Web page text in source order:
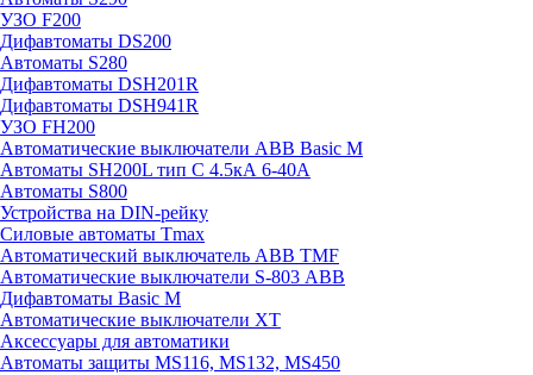
УЗО F200
Дифавтоматы DS200
Автоматы S280
Дифавтоматы DSH201R
Дифавтоматы DSH941R
УЗО FH200
Автоматические выключатели ABB Basic M
Автоматы SH200L тип С 4.5кА 6-40А
Автоматы S800
Устройства на DIN-рейку
Силовые автоматы Tmax
Автоматический выключатель ABB TMF
Автоматические выключатели S-803 АВВ
Дифавтоматы Basic M
Автоматические выключатели XT
Аксессуары для автоматики
Автоматы защиты MS116, MS132, MS450